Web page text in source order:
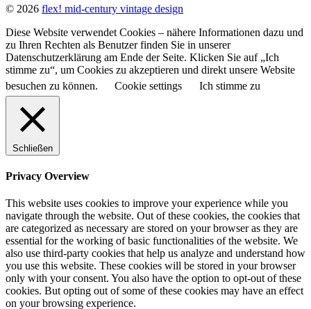
© 2026 flex! mid-century vintage design
Diese Website verwendet Cookies – nähere Informationen dazu und
zu Ihren Rechten als Benutzer finden Sie in unserer
Datenschutzerklärung am Ende der Seite. Klicken Sie auf „Ich
stimme zu“, um Cookies zu akzeptieren und direkt unsere Website
besuchen zu können.
Cookie settings Ich stimme zu
Schließen
Privacy Overview
This website uses cookies to improve your experience while you
navigate through the website. Out of these cookies, the cookies that
are categorized as necessary are stored on your browser as they are
essential for the working of basic functionalities of the website. We
also use third-party cookies that help us analyze and understand how
you use this website. These cookies will be stored in your browser
only with your consent. You also have the option to opt-out of these
cookies. But opting out of some of these cookies may have an effect
on your browsing experience.